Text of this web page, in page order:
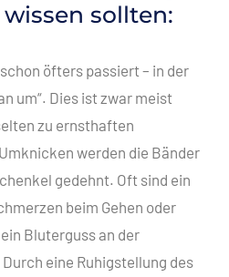
wissen sollten:
öfters passiert – in der
um“. Dies ist zwar meist
zu ernsthaften
werden die Bänder
gedehnt. Oft sind ein
beim Gehen oder
Bluterguss an der
eine Ruhigstellung des